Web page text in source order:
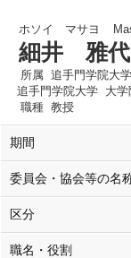
ホソイ マサヨ
細井 雅代
所属 追手門学院大
追手門学院大学 大
職種 教授
期間
委員会・協会等の名
区分
職名・役割